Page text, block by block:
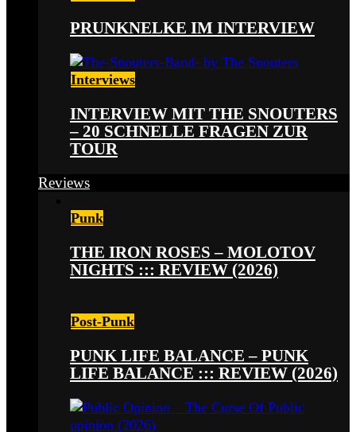
PRUNKNELKE IM INTERVIEW
Interviews
INTERVIEW MIT THE SNOUTERS
– 20 SCHNELLE FRAGEN ZUR
TOUR
Reviews
Punk
THE IRON ROSES – MOLOTOV
NIGHTS ::: REVIEW (2026)
Post-Punk
PUNK LIFE BALANCE – PUNK
LIFE BALANCE ::: REVIEW (2026)